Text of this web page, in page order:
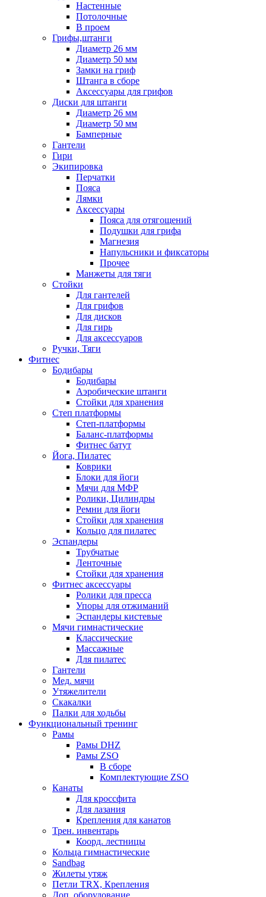
Настенные
Потолочные
В проем
Грифы,штанги
Диаметр 26 мм
Диаметр 50 мм
Замки на гриф
Штанга в сборе
Аксессуары для грифов
Диски для штанги
Диаметр 26 мм
Диаметр 50 мм
Бамперные
Гантели
Гири
Экипировка
Перчатки
Пояса
Лямки
Аксессуары
Пояса для отягощений
Подушки для грифа
Магнезия
Напульсники и фиксаторы
Прочее
Манжеты для тяги
Стойки
Для гантелей
Для грифов
Для дисков
Для гирь
Для аксессуаров
Ручки, Тяги
Фитнес
Бодибары
Бодибары
Аэробические штанги
Стойки для хранения
Степ платформы
Степ-платформы
Баланс-платформы
Фитнес батут
Йога, Пилатес
Коврики
Блоки для йоги
Мячи для МФР
Ролики, Цилиндры
Ремни для йоги
Стойки для хранения
Кольцо для пилатес
Эспандеры
Трубчатые
Ленточные
Стойки для хранения
Фитнес аксессуары
Ролики для пресса
Упоры для отжиманий
Эспандеры кистевые
Мячи гимнастические
Классические
Массажные
Для пилатес
Гантели
Мед. мячи
Утяжелители
Скакалки
Палки для ходьбы
Функциональный тренинг
Рамы
Рамы DHZ
Рамы ZSO
В сборе
Комплектующие ZSO
Канаты
Для кроссфита
Для лазания
Крепления для канатов
Трен. инвентарь
Коорд. лестницы
Кольца гимнастические
Sandbag
Жилеты утяж
Петли TRX, Крепления
Доп. оборудование